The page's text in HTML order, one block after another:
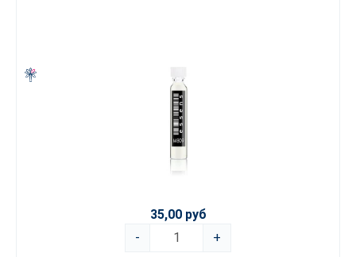
35,00 руб
-
+